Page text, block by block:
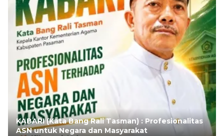
KABARI (Kata Bang Rali Tasman) : Profesionalitas
ASN untuk Negara dan Masyarakat